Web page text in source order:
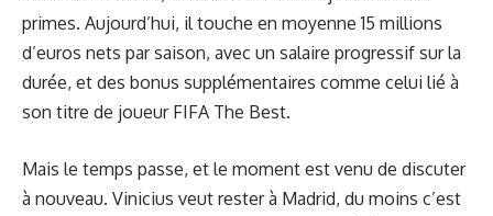
primes. Aujourd’hui, il touche en moyenne 15 millions
d’euros nets par saison, avec un salaire progressif sur la
durée, et des bonus supplémentaires comme celui lié à
son titre de joueur FIFA The Best.
Mais le temps passe, et le moment est venu de discuter
à nouveau. Vinicius veut rester à Madrid, du moins c’est